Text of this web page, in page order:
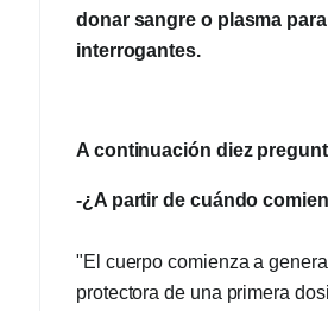
donar sangre o plasma
interrogantes.
A continuación diez
-¿A partir de cuándo
"El cuerpo comienza a
protectora de una primera